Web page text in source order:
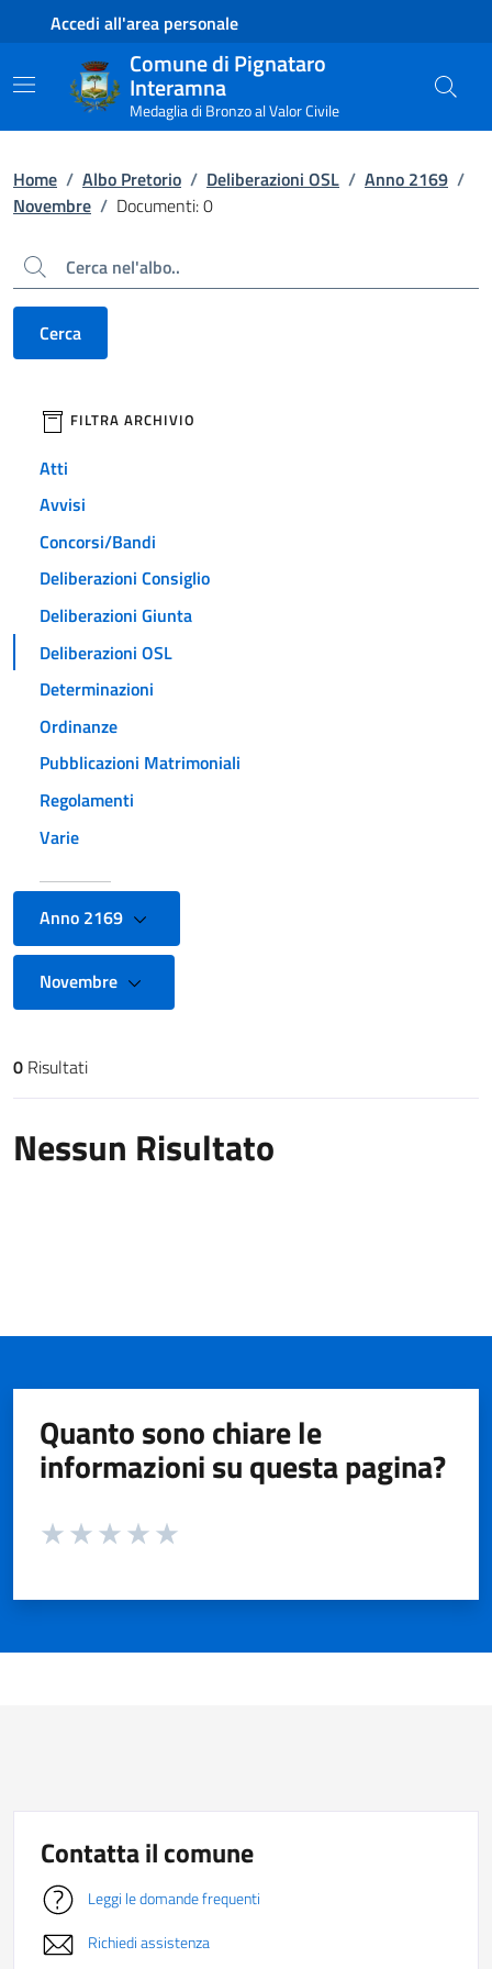
Contenuto principale
Piede di paginaAccedi all'area personale
Comune di Pignataro
Interamna
Medaglia di Bronzo al Valor Civile
Home / Albo Pretorio / Deliberazioni OSL / Anno 2169 /
Novembre / Documenti: 0
Cerca
Cerca
filtri da applicare
FILTRA ARCHIVIO
Atti
Avvisi
Concorsi/Bandi
Deliberazioni Consiglio
Deliberazioni Giunta
Deliberazioni OSL
Determinazioni
Ordinanze
Pubblicazioni Matrimoniali
Regolamenti
Varie
Anno 2169
Novembre
Risultati di ricerca
0 Risultati
Nessun Risultato
Quanto sono chiare le
informazioni su questa pagina?
Valuta da 1 a 5 stelle la pagina
Contatta il comune
Leggi le domande frequenti
Richiedi assistenza